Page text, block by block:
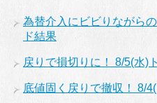
為替介入にビビりながら
ド結果
戻りで損切りに！ 8/5(水)
底値固く戻りで撤収！ 8/